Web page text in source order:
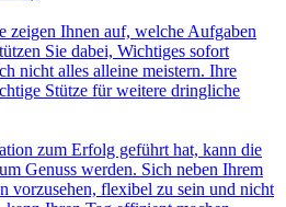
zeigen Ihnen auf, welche Aufgaben
Sie dabei, Wichtiges sofort
nicht alles alleine meistern. Ihre
Stütze für weitere dringliche
zum Erfolg geführt hat, kann die
Genuss werden. Sich neben Ihrem
vorzusehen, flexibel zu sein und nicht